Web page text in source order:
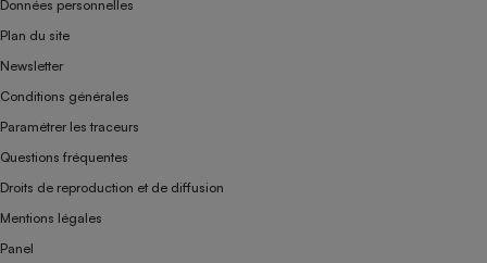
Données personnelles
Plan du site
Newsletter
Conditions générales
Paramétrer les traceurs
Questions fréquentes
Droits de reproduction et de diffusion
Mentions légales
Panel